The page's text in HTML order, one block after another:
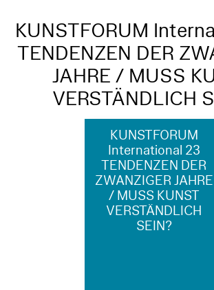
KUNSTFORUM
TENDENZEN DER
JAHRE / MUSS
VERSTÄNDLICH
KUNSTFORUM
International 23
TENDENZEN DER
ZWANZIGER JAHRE
/ MUSS KUNST
VERSTÄNDLICH
SEIN?